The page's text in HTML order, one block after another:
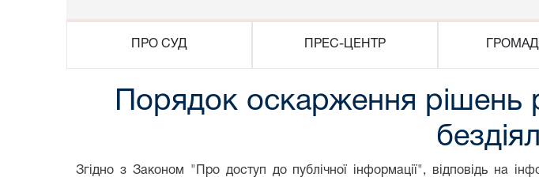
ПРО СУД ПРЕС-ЦЕНТР
Порядок оскарження рішень
Згідно з Законом "Про доступ до публічної інформації", відповідь на